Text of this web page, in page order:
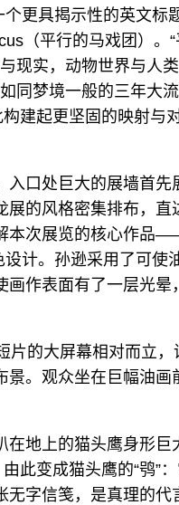
个更具揭示性的英文标
（平行的马戏团）。“
现实，动物世界与人类
同梦境一般的三年大
建起更坚固的映射与
入口处巨大的展墙首先
展的风格密集排布，直
本次展览的核心作品
计。孙逊采用了可使
画作表面有了一层光晕
片的大屏幕相对而立，
景。观众坐在巨幅油画
在地上的猫头鹰身形巨
此变成猫头鹰的“鸮”
字信笺，是真理的代